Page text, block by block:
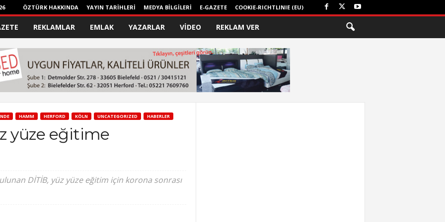
ÖZTÜRK HAKKINDA YAYIN TARİHLERİ MEDYA BİLGİLERİ E-GAZETE COOKIE-RICHTLINIE (EU)
REKLAMLAR EMLAK YAZARLAR VİDEO REKLAM VER
HAMM HERFORD KÖLN UNCATEGORIZED HABERLER
yüze eğitime
DİTİB, yüz yüze eğitim için korona sonrası